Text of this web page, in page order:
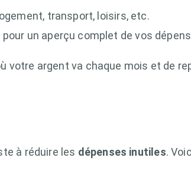
transport, loisirs, etc.
un aperçu complet de vos
argent va chaque mois et de
à réduire les dépenses inutiles.